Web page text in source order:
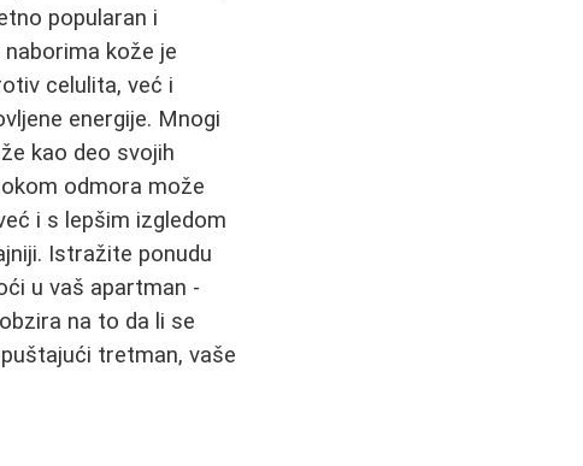
popularan i
kože je
celulita, već i
energije. Mnogi
kao deo svojih
odmora može
i s lepšim izgledom
Istražite ponudu
u vaš apartman -
na to da li se
tretman, vaše